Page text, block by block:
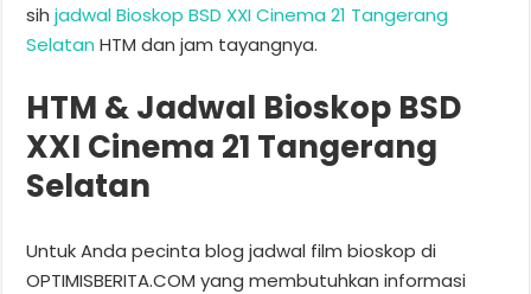
sihjadwal Bioskop BSD XXI Cinema 21 Tangerang
Selatan HTM dan jam tayangnya.
HTM & Jadwal Bioskop BSD
XXI Cinema 21 Tangerang
Selatan
Untuk Anda pecinta blog jadwal film bioskop di
OPTIMISBERITA.COM yang membutuhkan informasi